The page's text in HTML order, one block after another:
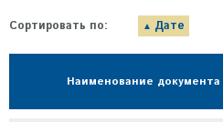
Сортировать по: Дате
Наименование документа